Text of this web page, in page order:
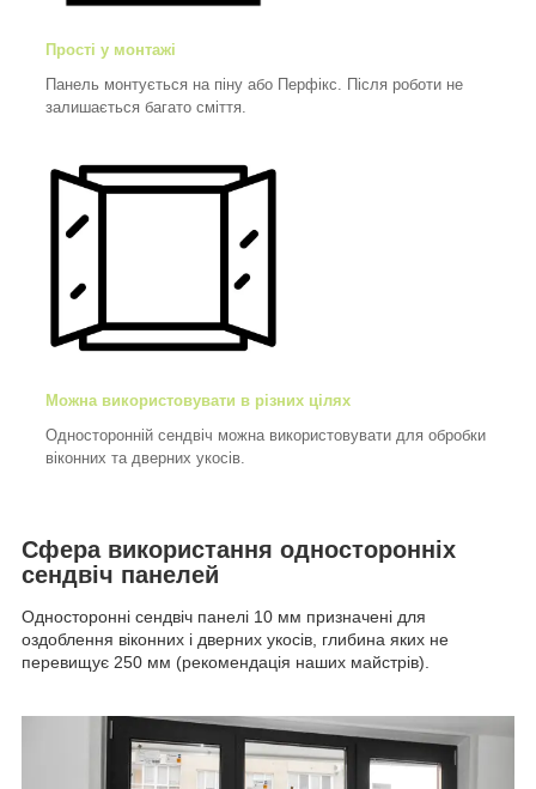
Прості у монтажі
Панель монтується на піну або Перфікс. Після роботи не
залишається багато сміття.
Можна використовувати в різних цілях
Односторонній сендвіч можна використовувати для обробки
віконних та дверних укосів.
Сфера використання односторонніх
сендвіч панелей
Односторонні сендвіч панелі 10 мм призначені для
оздоблення віконних і дверних укосів, глибина яких не
перевищує 250 мм (рекомендація наших майстрів).